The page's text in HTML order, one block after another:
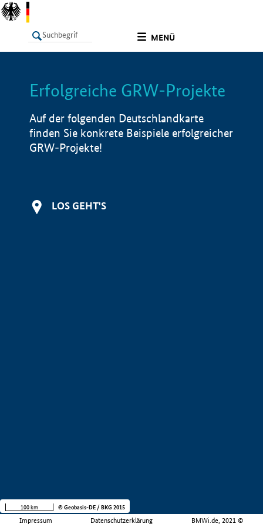
MENÜ
LISTE Info
Erfolgreiche GRW-Projekte
Auf der folgenden Deutschlandkarte
finden Sie konkrete Beispiele erfolgreicher
GRW-Projekte!
LOS GEHT'S
Impressum Datenschutzerklärung BMWi.de, 2021 ©
100 km © Geobasis-DE / BKG 2015